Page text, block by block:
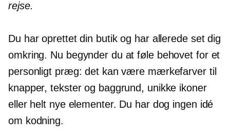
rejse.
Du har oprettet din butik og har allerede set dig
omkring. Nu begynder du at føle behovet for et
personligt præg: det kan være mærkefarver til
knapper, tekster og baggrund, unikke ikoner
eller helt nye elementer. Du har dog ingen idé
om kodning.